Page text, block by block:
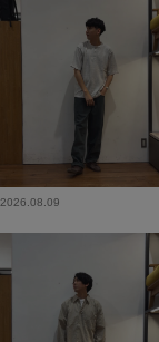
2026.08.09